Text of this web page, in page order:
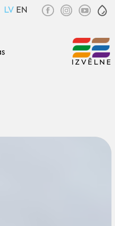
LV EN
IZVĒLNE